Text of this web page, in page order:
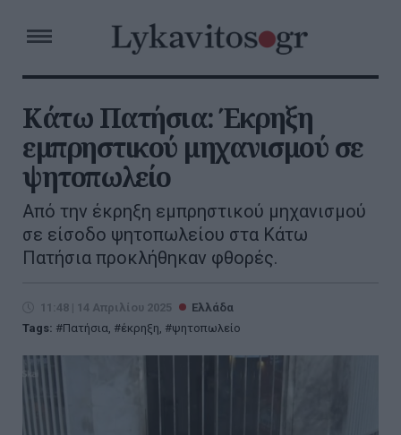
Κάτω Πατήσια: Έκρηξη
εμπρηστικού μηχανισμού σε
ψητοπωλείο
Από την έκρηξη εμπρηστικού μηχανισμού
σε είσοδο ψητοπωλείου στα Κάτω
Πατήσια προκλήθηκαν φθορές.
11:48 | 14 Απριλίου 2025
Ελλάδα
Tags:
Πατήσια, έκρηξη, ψητοπωλείο